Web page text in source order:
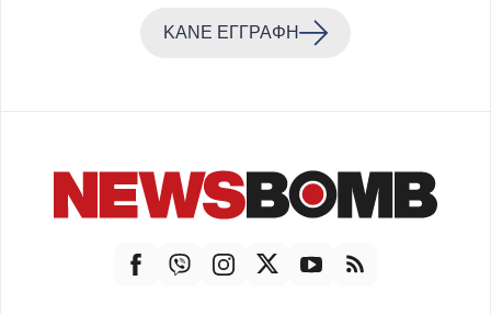
ΚΑΝΕ ΕΓΓΡΑΦΗ